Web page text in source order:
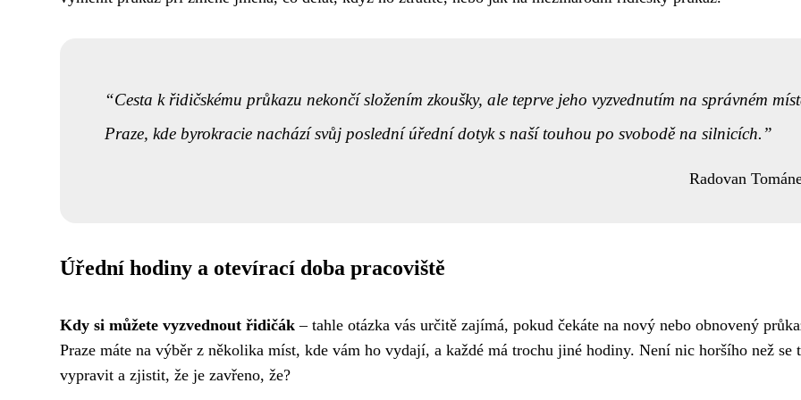
Cesta k řidičskému průkazu nekončí složením zkoušky, ale teprve jeho vyzvednutím na správném
Praze, kde byrokracie nachází svůj poslední úřední dotyk s naší touhou po svobodě na silnicích.
Radovan
Úřední hodiny a otevírací doba pracoviště
Kdy si můžete vyzvednout řidičák – tahle otázka vás určitě zajímá, pokud čekáte na nový nebo obnovený
Praze máte na výběr z několika míst, kde vám ho vydají, a každé má trochu jiné hodiny. Není nic horšího než se
vypravit a zjistit, že je zavřeno, že?